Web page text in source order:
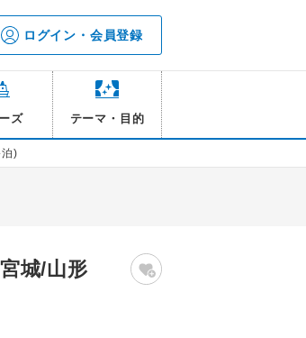
ログイン・会員登録
ズ テーマ・目的
)
城/山形